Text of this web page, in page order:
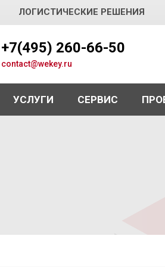
ЛОГИСТИЧЕСКИЕ РЕШЕНИЯ
+7(495) 260-66-50
contact@wekey.ru
УСЛУГИ СЕРВИС